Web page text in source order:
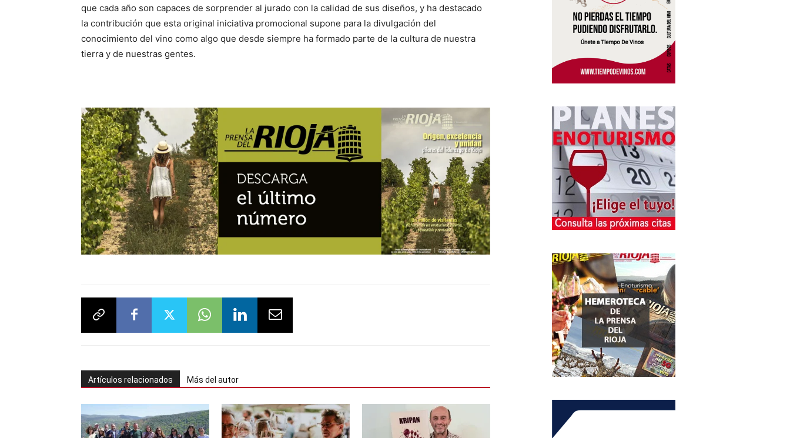
que cada año son capaces de sorprender al jurado con la calidad de sus diseños, y ha destacado
la contribución que esta original iniciativa promocional supone para la divulgación del
conocimiento del vino como algo que desde siempre ha formado parte de la cultura de nuestra
tierra y de nuestras gentes.
Artículos relacionados Más del autor